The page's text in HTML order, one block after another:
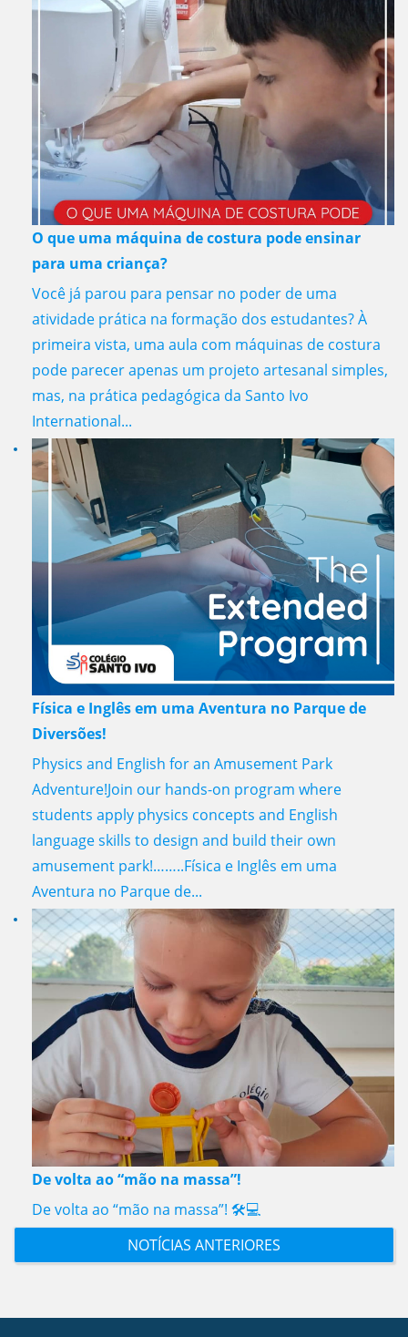
O que uma máquina de costura pode ensinar
para uma criança?
Você já parou para pensar no poder de uma
atividade prática na formação dos estudantes? À
primeira vista, uma aula com máquinas de costura
pode parecer apenas um projeto artesanal simples,
mas, na prática pedagógica da Santo Ivo
International...
Física e Inglês em uma Aventura no Parque de
Diversões!
Physics and English for an Amusement Park
Adventure!Join our hands-on program where
students apply physics concepts and English
language skills to design and build their own
amusement park!……..Física e Inglês em uma
Aventura no Parque de...
De volta ao “mão na massa”!
De volta ao “mão na massa”! 🛠️💻
NOTÍCIAS ANTERIORES